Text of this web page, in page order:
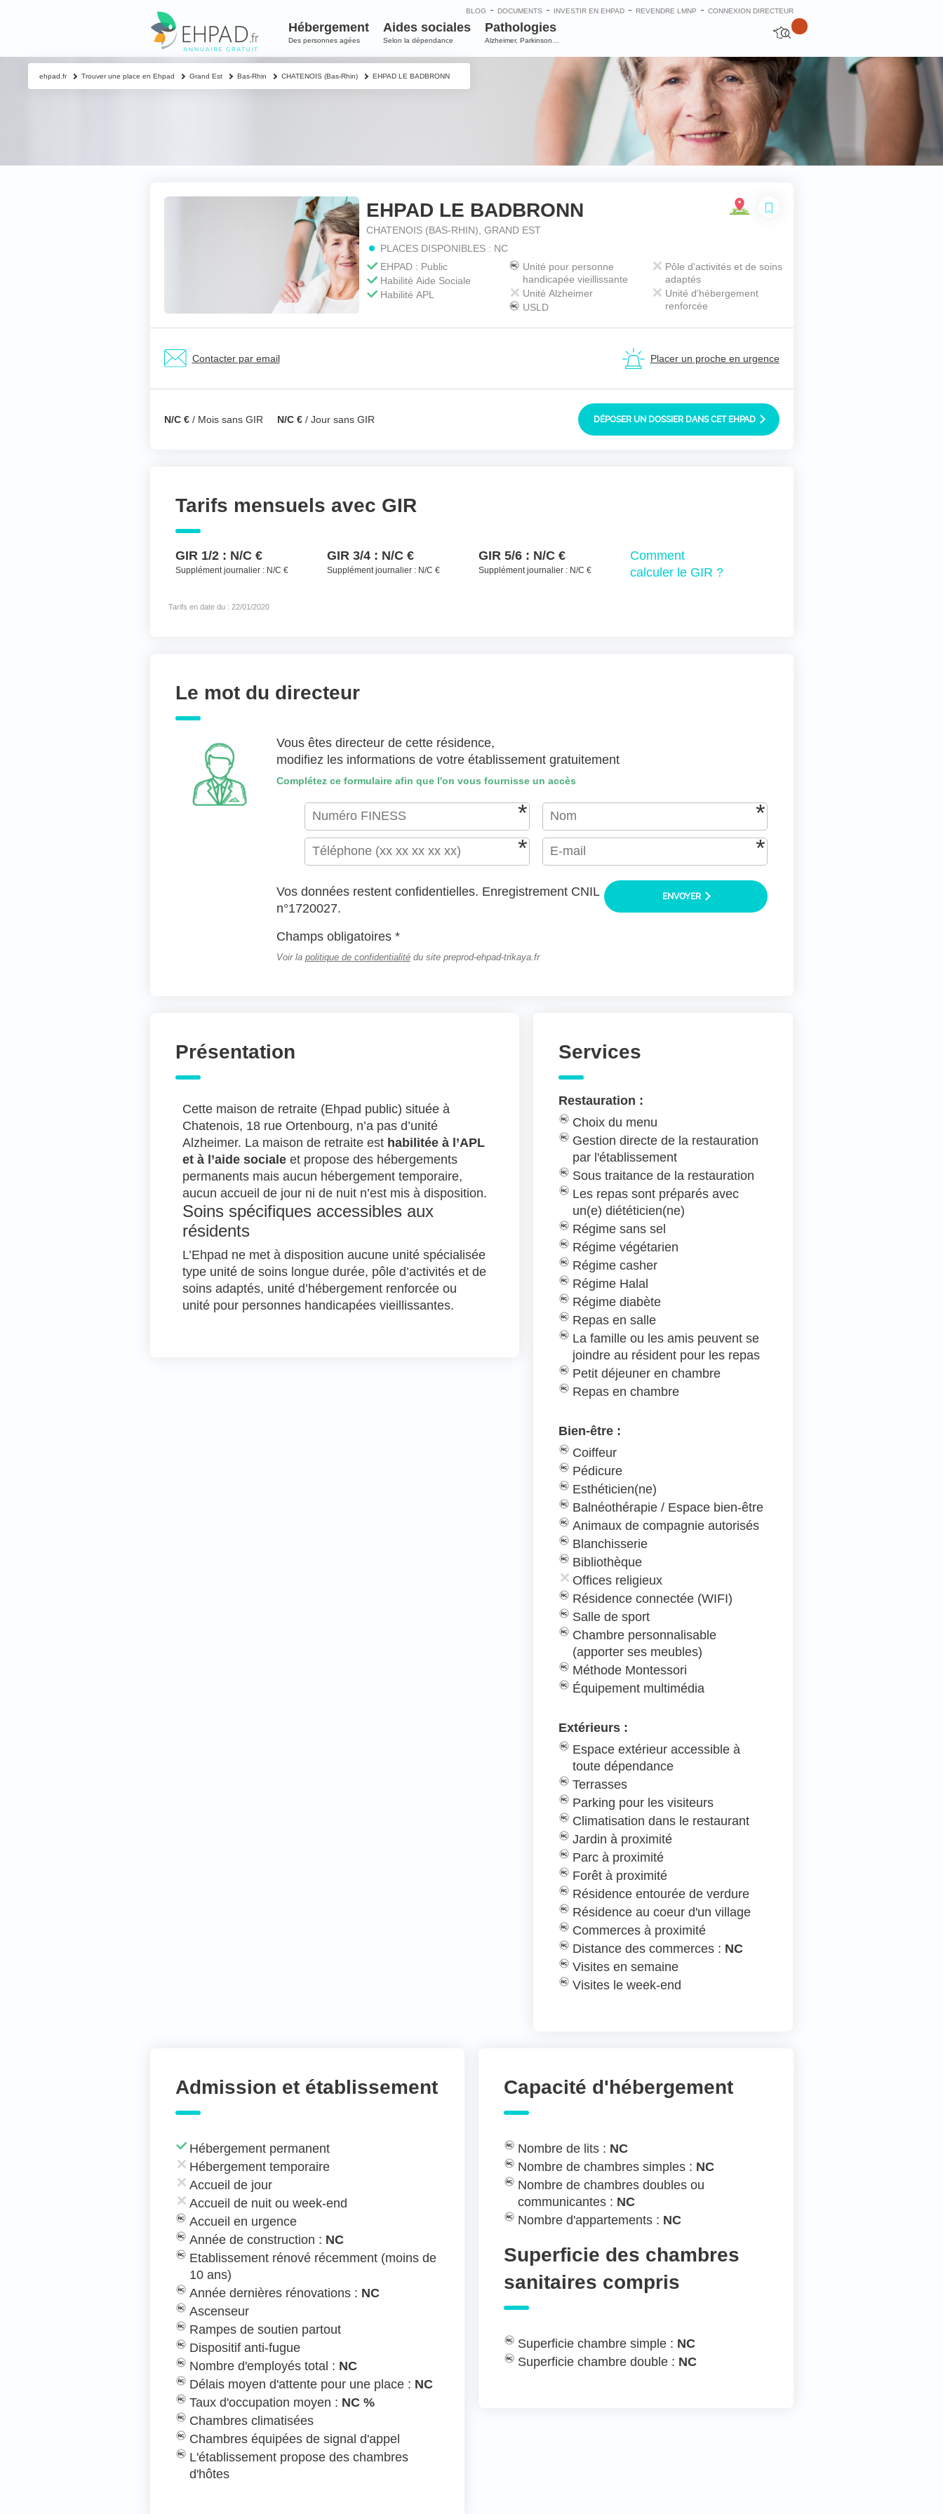
BLOG - DOCUMENTS - INVESTIR EN EHPAD- REVENDRE LMNP - CONNEXION DIRECTEUR
Hébergement
Des personnes agées
Aides sociales
Selon la dépendance
Pathologies
Alzheimer, Parkinson…
Fermer
Contacter un proche
Votre nom & prénom *
Nom & prénom du résident à contacter
J'accepte les CGU (https://www.preprod-ehpad-trikaya.fr/politique-de-confidentialite/)
ENVOYER
EHPAD LE BADBRONN
CHATENOIS (BAS-RHIN), GRAND EST
PLACES DISPONIBLES : NC
EHPAD : Public
Habilité Aide Sociale
Habilité APL
Unité pour personne
handicapée vieillissante
Unité Alzheimer
USLD
Pôle d'activités et de soins
adaptés
Unité d'hébergement
renforcée
Contacter par email Placer un proche en urgence
N/C € / Mois sans GIR N/C € / Jour sans GIR DÉPOSER UN DOSSIER DANS CET EHPAD
Tarifs mensuels avec GIR
GIR 1/2 : N/C €
Supplément journalier : N/C €
GIR 3/4 : N/C €
Supplément journalier : N/C €
GIR 5/6 : N/C €
Supplément journalier : N/C €
Comment
calculer le GIR ?
Tarifs en date du : 22/01/2020
Le mot du directeur
Vous êtes directeur de cette résidence,
modifiez les informations de votre établissement gratuitement
Complétez ce formulaire afin que l'on vous fournisse un accès
ENVOYER
Vos données restent confidentielles. Enregistrement CNIL
n°1720027.
Champs obligatoires *
Voir la politique de confidentialitédu site preprod-ehpad-trikaya.fr
Présentation
Cette maison de retraite (Ehpad public) située à
Chatenois, 18 rue Ortenbourg, n’a pas d’unité
Alzheimer. La maison de retraite est habilitée à l’APL
et à l’aide socialeet propose des hébergements
permanents mais aucun hébergement temporaire,
aucun accueil de jour ni de nuit n’est mis à disposition.
Soins spécifiques accessibles aux
résidents
L’Ehpad ne met à disposition aucune unité spécialisée
type unité de soins longue durée, pôle d’activités et de
soins adaptés, unité d’hébergement renforcée ou
unité pour personnes handicapées vieillissantes.
Services
Restauration :
Choix du menu
Gestion directe de la restauration
par l'établissement
Sous traitance de la restauration
Les repas sont préparés avec
un(e) diététicien(ne)
Régime sans sel
Régime végétarien
Régime casher
Régime Halal
Régime diabète
Repas en salle
La famille ou les amis peuvent se
joindre au résident pour les repas
Petit déjeuner en chambre
Repas en chambre
Bien-être :
Coiffeur
Pédicure
Esthéticien(ne)
Balnéothérapie / Espace bien-être
Animaux de compagnie autorisés
Blanchisserie
Bibliothèque
Offices religieux
Résidence connectée (WIFI)
Salle de sport
Chambre personnalisable
(apporter ses meubles)
Méthode Montessori
Équipement multimédia
Extérieurs :
Espace extérieur accessible à
toute dépendance
Terrasses
Parking pour les visiteurs
Climatisation dans le restaurant
Jardin à proximité
Parc à proximité
Forêt à proximité
Résidence entourée de verdure
Résidence au coeur d'un village
Commerces à proximité
Distance des commerces : NC
Visites en semaine
Visites le week-end
Admission et établissement
Hébergement permanent
Hébergement temporaire
Accueil de jour
Accueil de nuit ou week-end
Accueil en urgence
Année de construction : NC
Etablissement rénové récemment (moins de
10 ans)
Année dernières rénovations : NC
Ascenseur
Rampes de soutien partout
Dispositif anti-fugue
Nombre d'employés total : NC
Délais moyen d'attente pour une place : NC
Taux d'occupation moyen : NC %
Chambres climatisées
Chambres équipées de signal d'appel
L'établissement propose des chambres
d'hôtes
Capacité d'hébergement
Nombre de lits : NC
Nombre de chambres simples : NC
Nombre de chambres doubles ou
communicantes : NC
Nombre d'appartements : NC
Superficie des chambres
sanitaires compris
Superficie chambre simple : NC
Superficie chambre double : NC
ehpad.fr Trouver une place en Ehpad Grand Est Bas-Rhin CHATENOIS (Bas-Rhin) EHPAD LE BADBRONN